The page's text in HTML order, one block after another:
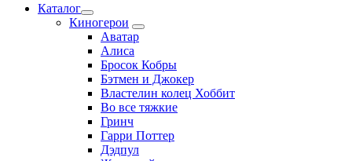
Каталог
Киногерои
Аватар
Алиса
Бросок Кобры
Бэтмен и Джокер
Властелин колец Хоббит
Во все тяжкие
Гринч
Гарри Поттер
Дэдпул